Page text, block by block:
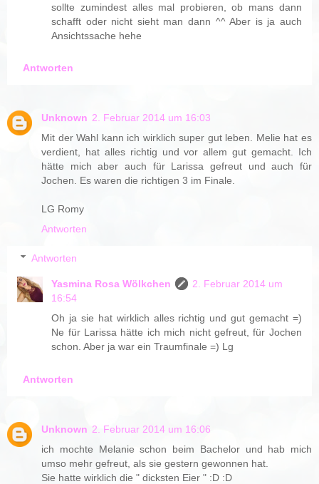
sollte zumindest alles mal probieren, ob mans dann
schafft oder nicht sieht man dann ^^ Aber is ja auch
Ansichtssache hehe
Antworten
Unknown 2. Februar 2014 um 16:03
Mit der Wahl kann ich wirklich super gut leben. Melie hat es
verdient, hat alles richtig und vor allem gut gemacht. Ich
hätte mich aber auch für Larissa gefreut und auch für
Jochen. Es waren die richtigen 3 im Finale.
LG Romy
Antworten
Antworten
Yasmina Rosa Wölkchen
2. Februar 2014 um
16:54
Oh ja sie hat wirklich alles richtig und gut gemacht =)
Ne für Larissa hätte ich mich nicht gefreut, für Jochen
schon. Aber ja war ein Traumfinale =) Lg
Antworten
Unknown 2. Februar 2014 um 16:06
ich mochte Melanie schon beim Bachelor und hab mich
umso mehr gefreut, als sie gestern gewonnen hat.
Sie hatte wirklich die " dicksten Eier " :D :D